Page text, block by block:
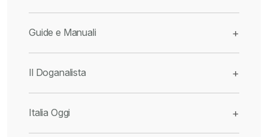
Guide e Manuali +
Il Doganalista +
Italia Oggi +